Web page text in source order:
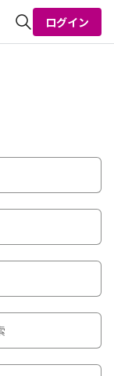
ログイン